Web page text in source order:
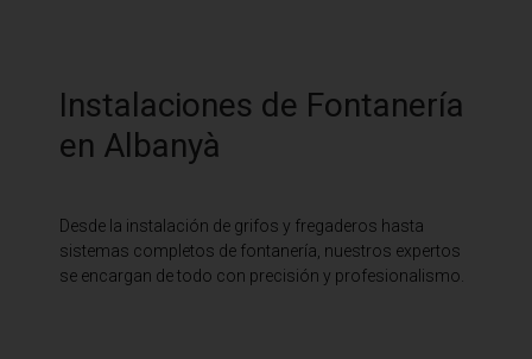
Instalaciones de Fontanería
en Albanyà
Desde la instalación de grifos y fregaderos hasta
sistemas completos de fontanería, nuestros expertos
se encargan de todo con precisión y profesionalismo.